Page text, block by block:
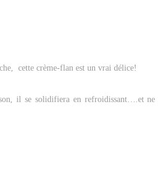
cette crème-flan est un vrai délice!
il se solidifiera en refroidissant….et ne